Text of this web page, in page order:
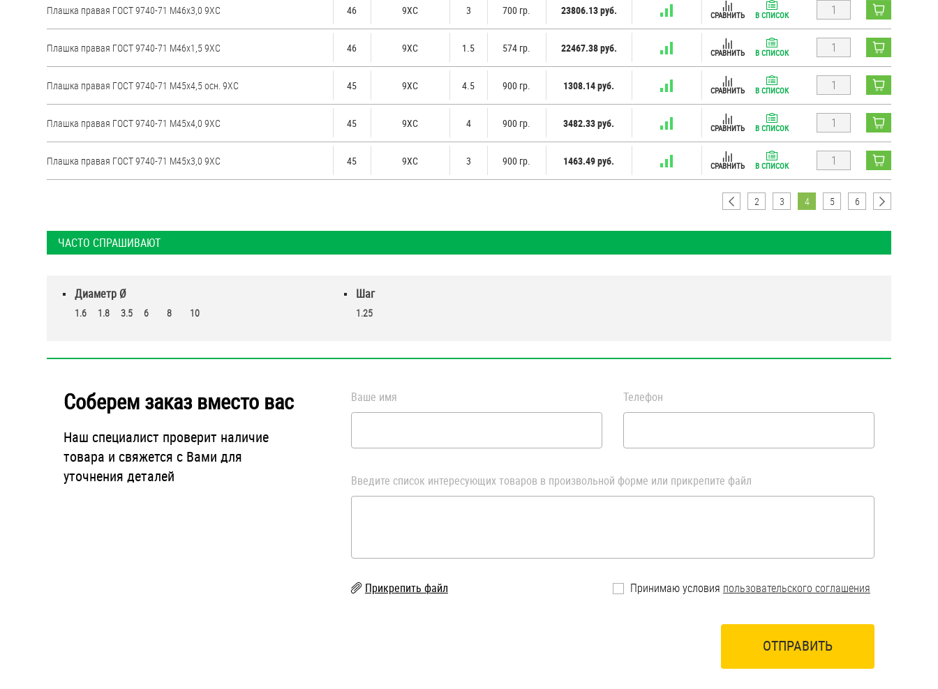
Плашка правая ГОСТ 9740-71 М46х3,0 9ХС 46 9ХС 3 700 гр. 23806.13 руб. СРАВНИТЬ В СПИСОК
Плашка правая ГОСТ 9740-71 М46х1,5 9ХС 46 9ХС 1.5 574 гр. 22467.38 руб. СРАВНИТЬ В СПИСОК
Плашка правая ГОСТ 9740-71 М45х4,5 осн. 9ХС 45 9ХС 4.5 900 гр. 1308.14 руб. СРАВНИТЬ В СПИСОК
Плашка правая ГОСТ 9740-71 М45х4,0 9ХС 45 9ХС 4 900 гр. 3482.33 руб. СРАВНИТЬ В СПИСОК
Плашка правая ГОСТ 9740-71 М45х3,0 9ХС 45 9ХС 3 900 гр. 1463.49 руб. СРАВНИТЬ В СПИСОК
2 3 4 5 6
ЧАСТО СПРАШИВАЮТ
Диаметр Ø
1.6 1.8 3.5 6 8 10
Шаг
1.25
Соберем заказ вместо вас
Наш специалист проверит наличие
товара и свяжется с Вами для
уточнения деталей
Ваше имя Телефон
Введите список интересующих товаров в произвольной форме или прикрепите файл
Прикрепить файл Принимаю условия пользовательского соглашения
ОТПРАВИТЬ